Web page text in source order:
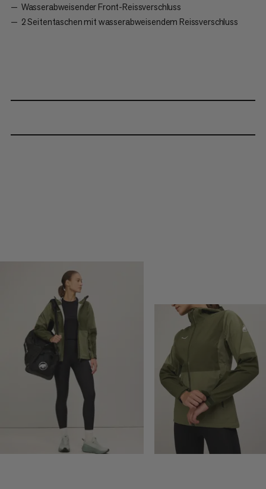
Wasserabweisender Front-Reissverschluss
2 Seitentaschen mit wasserabweisendem Reissverschluss